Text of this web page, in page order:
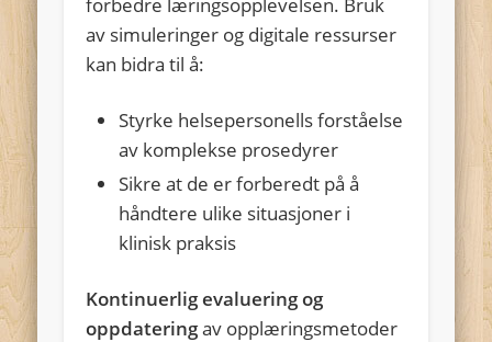
av simuleringer og digitale ressurser
kan bidra til å:
Styrke helsepersonells forståelse
av komplekse prosedyrer
Sikre at de er forberedt på å
håndtere ulike situasjoner i
klinisk praksis
Kontinuerlig evaluering og
oppdateringav opplæringsmetoder